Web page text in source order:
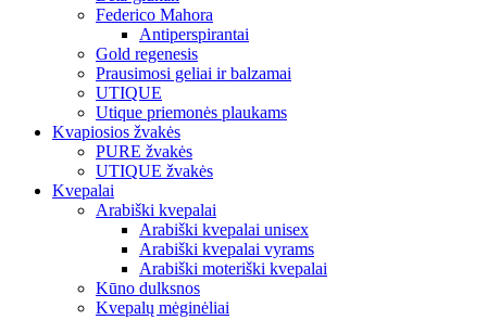
Federico Mahora
Antiperspirantai
Gold regenesis
Prausimosi geliai ir balzamai
UTIQUE
Utique priemonės plaukams
Kvapiosios žvakės
PURE žvakės
UTIQUE žvakės
Kvepalai
Arabiški kvepalai
Arabiški kvepalai unisex
Arabiški kvepalai vyrams
Arabiški moteriški kvepalai
Kūno dulksnos
Kvepalų mėginėliai